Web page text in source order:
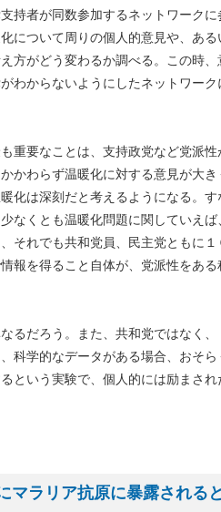
持者が同数参加するネットワーク
について周りの個人的意見や、あ
方がどう変わるか調べる。この時
わからないようにしたネットワー
重要なことは、支持政党など党派
かわらず温暖化に対する意見が大
化は深刻だと考えるようになる。
なくとも温暖化問題に関していえ
それでも共和党員、民主党ともに
報を得ること自体が、党派性をあ
るだろう。また、共和党ではなく
科学的なデータがある場合、おそ
という実験で、個人的には励まさ
マラリア抗原に暴露される